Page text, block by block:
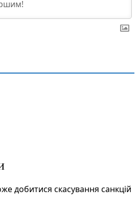
добитися скасування санкцій